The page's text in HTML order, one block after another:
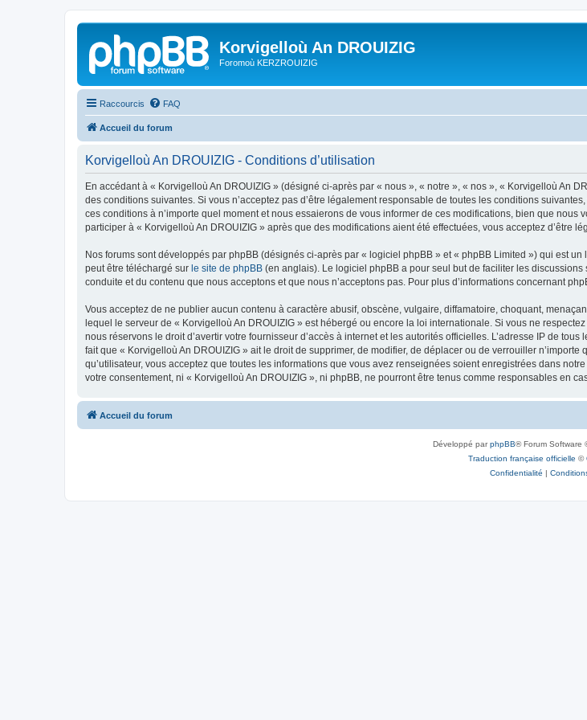
Korvigelloù An DROUIZIG
Foromoù KERZROUIZIG
Raccourcis FAQ
Accueil du forum
Korvigelloù An DROUIZIG - Conditions d’utilisation
En accédant à « Korvigelloù An DROUIZIG » (désigné ci-après par « nous », « notre », « nos », « Korvigelloù An
des conditions suivantes. Si vous n’acceptez pas d’être légalement responsable de toutes les conditions
ces conditions à n’importe quel moment et nous essaierons de vous informer de ces modifications, bien que
participer à « Korvigelloù An DROUIZIG » après que des modifications aient été effectuées, vous acceptez d’être
Nos forums sont développés par phpBB (désignés ci-après par « logiciel phpBB » et « phpBB Limited ») qui est
peut être téléchargé sur le site de phpBB (en anglais). Le logiciel phpBB a pour seul but de faciliter les
conduite et du contenu que nous acceptons et que nous n’acceptons pas. Pour plus d’informations concernant
Vous acceptez de ne publier aucun contenu à caractère abusif, obscène, vulgaire, diffamatoire, choquant,
lequel le serveur de « Korvigelloù An DROUIZIG » est hébergé ou encore la loi internationale. Si vous ne
nous réservons le droit d’avertir votre fournisseur d’accès à internet et les autorités officielles. L’adresse IP de
fait que « Korvigelloù An DROUIZIG » ait le droit de supprimer, de modifier, de déplacer ou de verrouiller
qu’utilisateur, vous acceptez que toutes les informations que vous avez renseignées soient enregistrées dans
votre consentement, ni « Korvigelloù An DROUIZIG », ni phpBB, ne pourront être tenus comme responsables en
Accueil du forum
Développé parphpBB® Forum Software
Traduction française officielle ©
Confidentialité |